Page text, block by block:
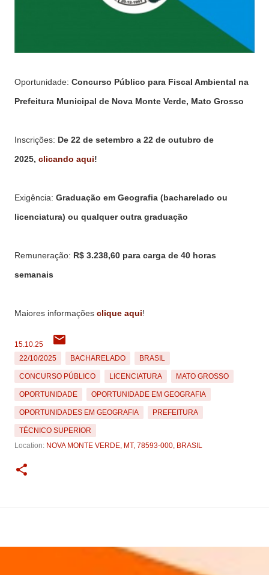
Oportunidade: Concurso Público para Fiscal Ambiental na
Prefeitura Municipal de Nova Monte Verde, Mato Grosso
Inscrições: De 22 de setembro a 22 de outubro de
2025, clicando aqui!
Exigência: Graduação em Geografia (bacharelado ou
licenciatura) ou qualquer outra graduação
Remuneração: R$ 3.238,60 para carga de 40 horas
semanais
Maiores informações clique aqui!
15.10.25
22/10/2025
BACHARELADO BRASIL
CONCURSO PÚBLICO LICENCIATURA MATO GROSSO
OPORTUNIDADE OPORTUNIDADE EM GEOGRAFIA
OPORTUNIDADES EM GEOGRAFIA PREFEITURA
TÉCNICO SUPERIOR
Location: NOVA MONTE VERDE, MT, 78593-000, BRASIL